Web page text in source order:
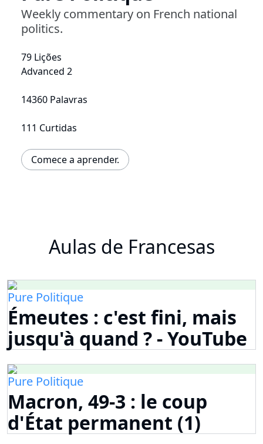
Weekly commentary on French national
politics.
79 Lições
Advanced 2
14360 Palavras
111 Curtidas
Comece a aprender.
Aulas de Francesas
Pure Politique
Émeutes : c'est fini, mais
jusqu'à quand ? - YouTube
Pure Politique
Macron, 49-3 : le coup
d'État permanent (1)